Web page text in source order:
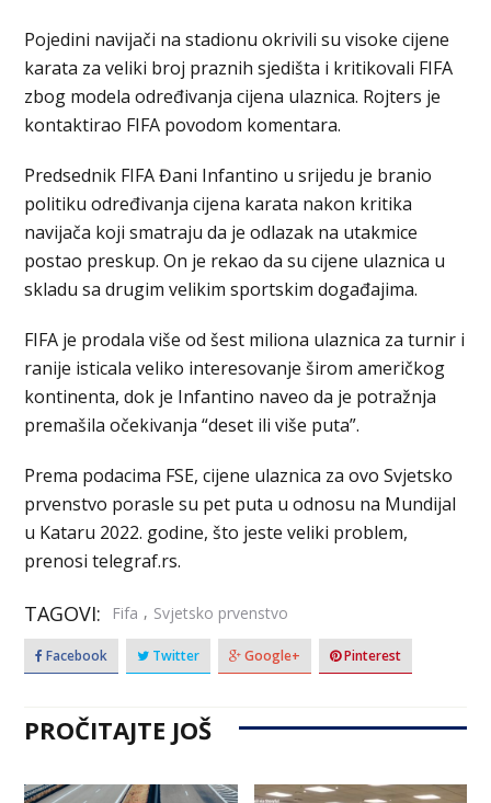
Pojedini navijači na stadionu okrivili su visoke cijene
karata za veliki broj praznih sjedišta i kritikovali FIFA
zbog modela određivanja cijena ulaznica. Rojters je
kontaktirao FIFA povodom komentara.
Predsednik FIFA Đani Infantino u srijedu je branio
politiku određivanja cijena karata nakon kritika
navijača koji smatraju da je odlazak na utakmice
postao preskup. On je rekao da su cijene ulaznica u
skladu sa drugim velikim sportskim događajima.
FIFA je prodala više od šest miliona ulaznica za turnir i
ranije isticala veliko interesovanje širom američkog
kontinenta, dok je Infantino naveo da je potražnja
premašila očekivanja “deset ili više puta”.
Prema podacima FSE, cijene ulaznica za ovo Svjetsko
prvenstvo porasle su pet puta u odnosu na Mundijal
u Kataru 2022. godine, što jeste veliki problem,
prenosi telegraf.rs.
TAGOVI: Fifa , Svjetsko prvenstvo
Facebook Twitter Google+ Pinterest
PROČITAJTE JOŠ